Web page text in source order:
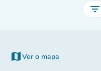
filter_list
map Ver o mapa
(novo separador)